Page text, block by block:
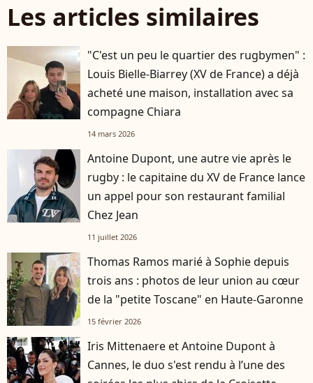
Les articles similaires
"C'est un peu le quartier des rugbymen" :
Louis Bielle-Biarrey (XV de France) a déjà
acheté une maison, installation avec sa
compagne Chiara
14 mars 2026
Antoine Dupont, une autre vie après le
rugby : le capitaine du XV de France lance
un appel pour son restaurant familial
Chez Jean
11 juillet 2026
Thomas Ramos marié à Sophie depuis
trois ans : photos de leur union au cœur
de la "petite Toscane" en Haute-Garonne
15 février 2026
Iris Mittenaere et Antoine Dupont à
Cannes, le duo s'est rendu à l’une des